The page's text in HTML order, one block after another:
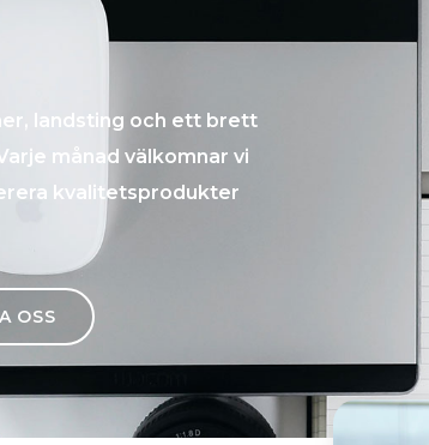
landsting och ett brett
månad välkomnar vi
kvalitetsprodukter
OSS